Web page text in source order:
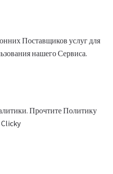
Поставщиков услуг для
нашего Сервиса.
Прочтите Политику